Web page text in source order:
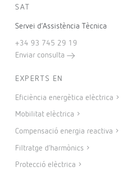
SAT
Servei d’Assistència Tècnica
+34 93 745 29 19
Enviar consulta
EXPERTS EN
Eficiència energètica elèctrica
Mobilitat elèctrica
Compensació energia reactiva
Filtratge d’harmònics
Protecció elèctrica